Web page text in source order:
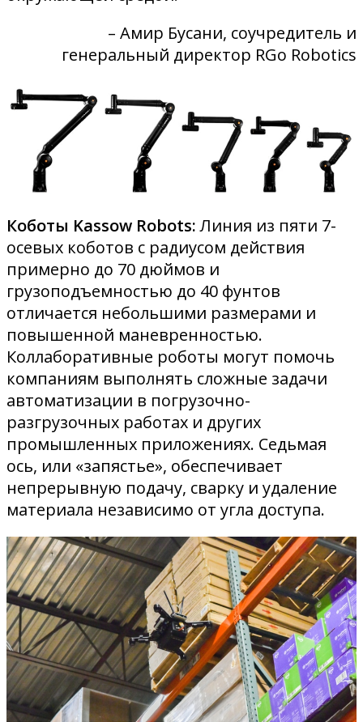
– Амир Бусани, соучредитель и
генеральный директор RGo Robotics
Коботы Kassow Robots:Линия из пяти 7-
осевых коботов с радиусом действия
примерно до 70 дюймов и
грузоподъемностью до 40 фунтов
отличается небольшими размерами и
повышенной маневренностью.
Коллаборативные роботы могут помочь
компаниям выполнять сложные задачи
автоматизации в погрузочно-
разгрузочных работах и ​​других
промышленных приложениях. Седьмая
ось, или «запястье», обеспечивает
непрерывную подачу, сварку и удаление
материала независимо от угла доступа.